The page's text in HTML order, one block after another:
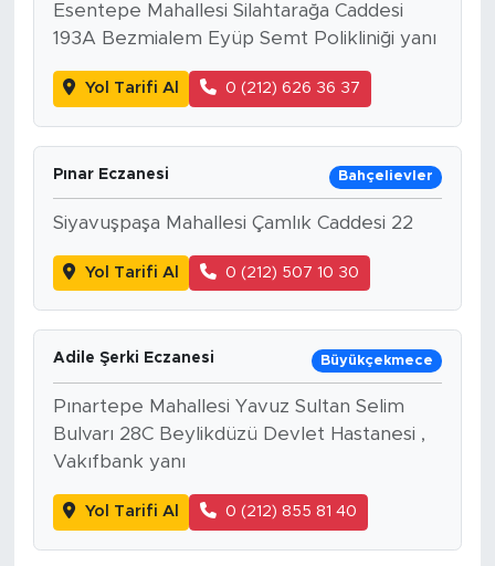
Esentepe Mahallesi Silahtarağa Caddesi
193A Bezmialem Eyüp Semt Polikliniği yanı
Yol Tarifi Al 0 (212) 626 36 37
Pınar Eczanesi Bahçelievler
Siyavuşpaşa Mahallesi Çamlık Caddesi 22
Yol Tarifi Al 0 (212) 507 10 30
Adile Şerki Eczanesi Büyükçekmece
Pınartepe Mahallesi Yavuz Sultan Selim
Bulvarı 28C Beylikdüzü Devlet Hastanesi ,
Vakıfbank yanı
Yol Tarifi Al 0 (212) 855 81 40